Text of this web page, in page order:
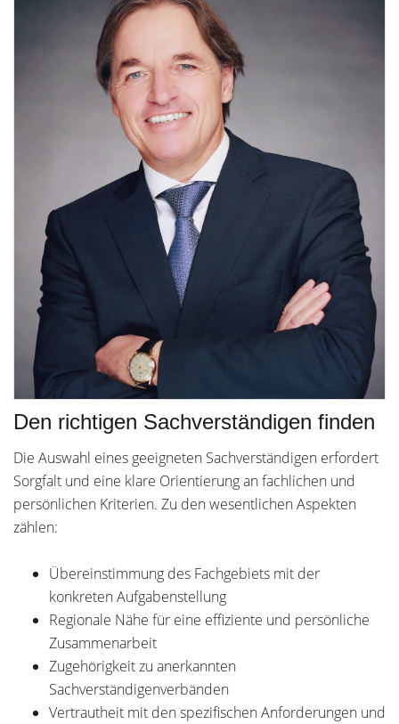
Den richtigen Sachverständigen finden
Die Auswahl eines geeigneten Sachverständigen erfordert
Sorgfalt und eine klare Orientierung an fachlichen und
persönlichen Kriterien. Zu den wesentlichen Aspekten
zählen:
Übereinstimmung des Fachgebiets mit der
konkreten Aufgabenstellung
Regionale Nähe für eine effiziente und persönliche
Zusammenarbeit
Zugehörigkeit zu anerkannten
Sachverständigenverbänden
Vertrautheit mit den spezifischen Anforderungen und